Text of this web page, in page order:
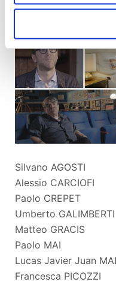
Silvano AGOSTI
Alessio CARCIOFI
Paolo CREPET
Umberto GALIMBERTI
Matteo GRACIS
Paolo MAI
Lucas Javier Juan
Francesca PICOZZI